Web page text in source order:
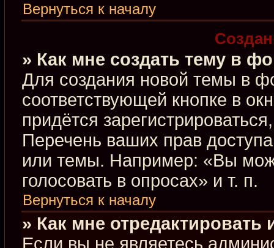
Вернуться к началу
» Как мне создать тему в
Для создания новой темы в
соответствующей кнопке в
придётся
Перечень ваших прав
или темы. Например: «Вы
голосовать в опросах» и т. п.
Вернуться к началу
» Как мне
Если вы не являетесь